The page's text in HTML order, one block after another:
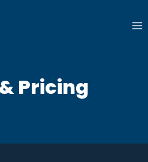
Pricing